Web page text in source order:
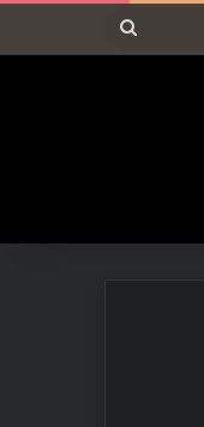
پەیدا